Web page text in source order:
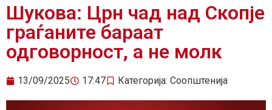
Шукова: Црн чад над Скопје
граѓаните бараат
одговорност, а не молк
13/09/2025 17:47 Категорија: Соопштенија